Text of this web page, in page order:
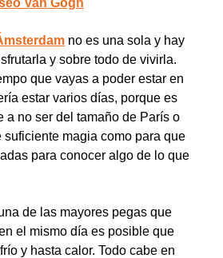
no es una sola y hay
y sobre todo de vivirla.
que vayas a poder estar en
estar varios días, porque es
a no ser del tamaño de París o
suficiente magia como para que
para conocer algo de lo que
de las mayores pegas que
el mismo día es posible que
y hasta calor. Todo cabe en